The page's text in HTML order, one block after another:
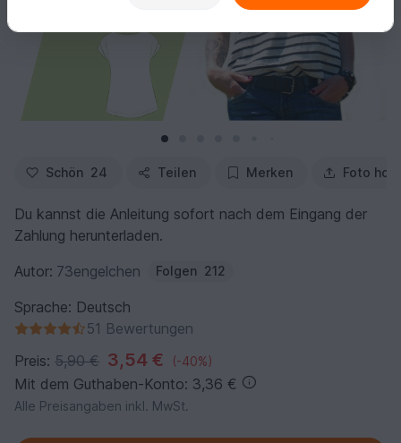
Schön 24 Teilen Merken Foto
Du kannst die Anleitung sofort nach dem Eingang der
Zahlung herunterladen.
Autor: 73engelchen Folgen 212
Sprache: Deutsch
51 Bewertungen
Preis: 5,90 € 3,54 € (-40%)
Mit dem Guthaben-Konto: 3,36 €
Alle Preisangaben inkl. MwSt.